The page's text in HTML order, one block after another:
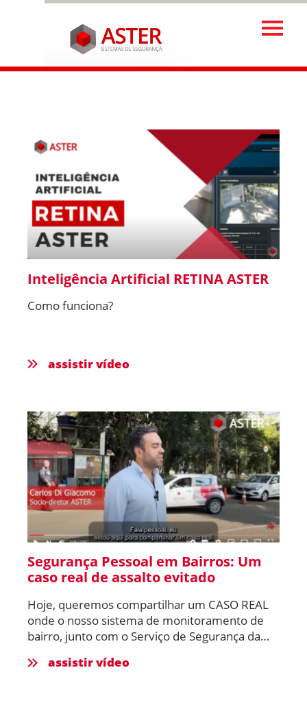
Inteligência Artificial RETINA ASTER
Como funciona?
assistir vídeo
Segurança Pessoal em Bairros: Um
caso real de assalto evitado
Hoje, queremos compartilhar um CASO REAL
onde o nosso sistema de monitoramento de
bairro, junto com o Serviço de Segurança da
atendida pelas nossas viaturas. Nosso serviço é
assistir vídeo